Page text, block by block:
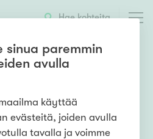
Hae kohteita
12,Herukka
sinua paremmin
avulla
käyttää
evästeitä, joiden avulla
tavalla ja voimme